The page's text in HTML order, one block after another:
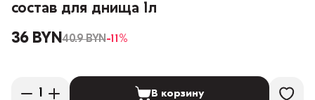
состав для днища 1л
36 BYN40.9 BYN-11%
В корзину